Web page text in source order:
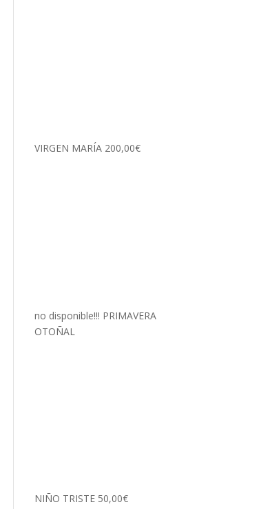
VIRGEN MARÍA 200,00€
no disponible!!! PRIMAVERA
OTOÑAL
NIÑO TRISTE 50,00€